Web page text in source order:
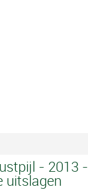
- 2013 -
uitslagen